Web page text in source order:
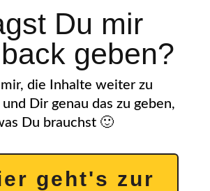
Du mir
geben?
die Inhalte weiter zu
Dir genau das zu geben,
Du brauchst 🙂
geht's zur